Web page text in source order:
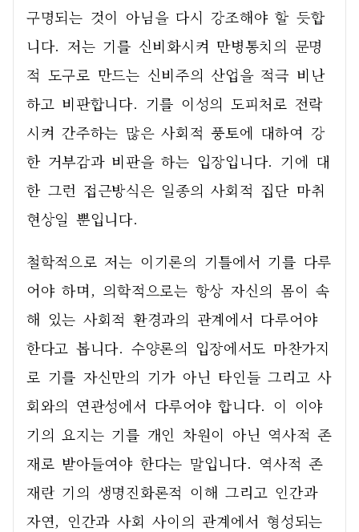
구명되는 것이 아님을 다시 강조해야 할 듯합
니다. 저는 기를 신비화시켜 만병통치의 문명
적 도구로 만드는 신비주의 산업을 적극 비난
하고 비판합니다. 기를 이성의 도피처로 전락
시켜 간주하는 많은 사회적 풍토에 대하여 강
한 거부감과 비판을 하는 입장입니다. 기에 대
한 그런 접근방식은 일종의 사회적 집단 마취
현상일 뿐입니다.
철학적으로 저는 이기론의 기틀에서 기를 다루
어야 하며, 의학적으로는 항상 자신의 몸이 속
해 있는 사회적 환경과의 관계에서 다루어야
한다고 봅니다. 수양론의 입장에서도 마찬가지
로 기를 자신만의 기가 아닌 타인들 그리고 사
회와의 연관성에서 다루어야 합니다. 이 이야
기의 요지는 기를 개인 차원이 아닌 역사적 존
재로 받아들여야 한다는 말입니다. 역사적 존
재란 기의 생명진화론적 이해 그리고 인간과
자연, 인간과 사회 사이의 관계에서 형성되는